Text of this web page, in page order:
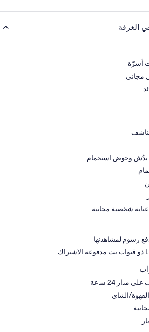
الغرفة
أسرّة
مجاني
بدُش وحوض استحمام
شخصية مجانية
رسوم لمشاهدتها
مدار 24 ساعة
الشاي